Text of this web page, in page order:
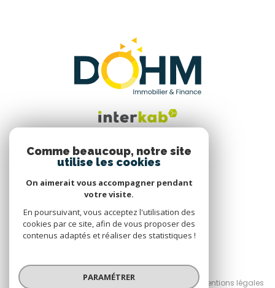
Nous suivre
© 2026 | Tous droits réservés
Nos honoraires
Nos partenaires Mentions légales
Comme beaucoup, notre site
utilise les cookies
On aimerait vous accompagner pendant
votre visite.
En poursuivant, vous acceptez l'utilisation des
cookies par ce site, afin de vous proposer des
contenus adaptés et réaliser des statistiques !
PARAMÉTRER